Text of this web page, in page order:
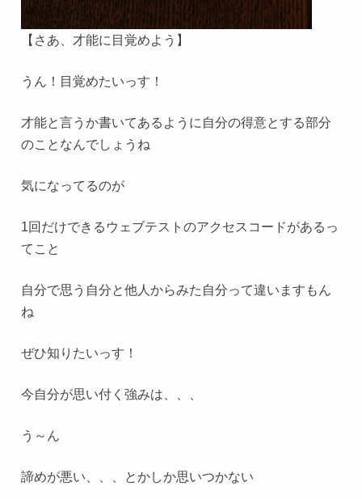
【さあ、才能に目覚めよう】
うん！目覚めたいっす！
才能と言うか書いてあるように自分の得意とする部分
のことなんでしょうね
気になってるのが
1回だけできるウェブテストのアクセスコードがあるっ
てこと
自分で思う自分と他人からみた自分って違いますもん
ね
ぜひ知りたいっす！
今自分が思い付く強みは、、、
う～ん
諦めが悪い、、、とかしか思いつかない